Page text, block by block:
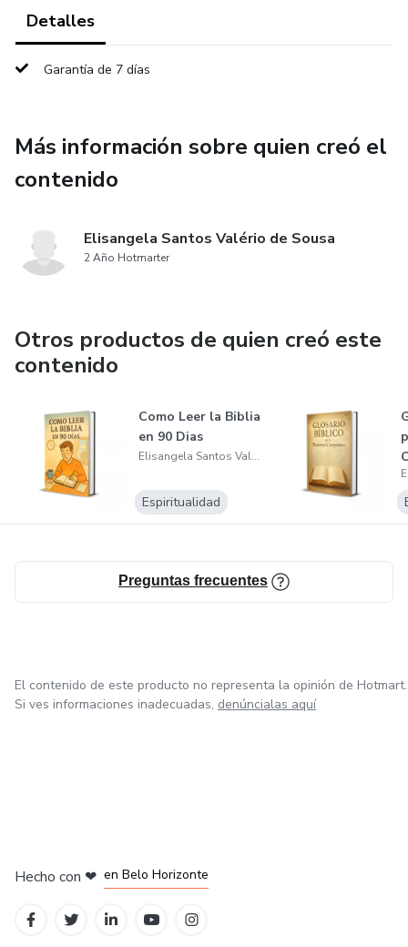
aliento. Este e-book será una fuente constante de
Permite que la Palabra de Dios ilumine cada área de tu
Detalles
Garantía de 7 días
Más información sobre quien creó el
contenido
Elisangela Santos Valério de Sousa
2 Año Hotmarter
Otros productos de quien creó este
contenido
Como Leer la Biblia
en 90 Dias
Elisangela Santos Valério de Sousa
Espiritualidad
Preguntas frecuentes
El contenido de este producto no representa la opinión de Hotmart.
Si ves informaciones inadecuadas, denúncialas aquí
Hecho con ❤ en Belo Horizonte